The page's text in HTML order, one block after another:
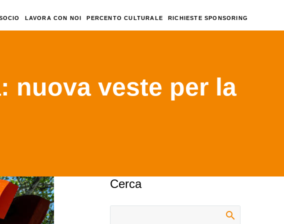
LAVORA CON NOI PERCENTO CULTURALE RICHIESTE SPONSORING
nuova veste per la
Cerca